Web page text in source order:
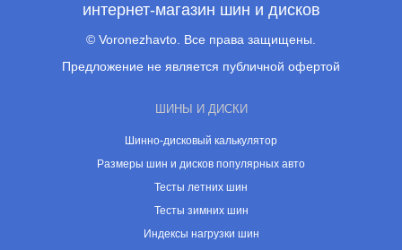
интернет-магазин шин и дисков
© Voronezhavto. Все права защищены.
Предложение не является публичной офертой
ШИНЫ И ДИСКИ
Шинно-дисковый калькулятор
Размеры шин и дисков популярных авто
Тесты летних шин
Тесты зимних шин
Индексы нагрузки шин